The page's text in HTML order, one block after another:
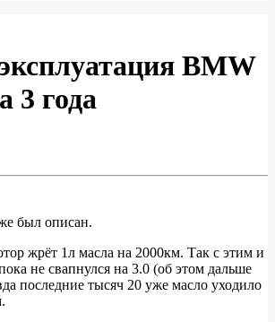
BMW
3 года
был описан.
жрёт 1л масла на 2000км. Так с этим и
не свапнулся на 3.0 (об этом дальше
последние тысяч 20 уже масло уходило